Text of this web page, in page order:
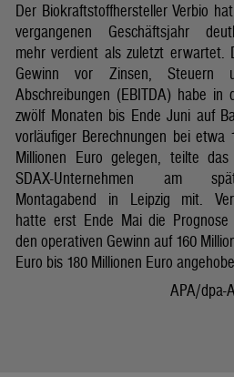
Der Biokraftstoffhersteller Verbio
vergangenen Geschäftsjahr
mehr verdient als zuletzt erwartet.
Gewinn vor Zinsen, Steuern
Abschreibungen (EBITDA) habe in
zwölf Monaten bis Ende Juni auf
vorläufiger Berechnungen bei etwa
Millionen Euro gelegen, teilte
SDAX-Unternehmen am
Montagabend in Leipzig mit.
hatte erst Ende Mai die Prognose
den operativen Gewinn auf 160
Euro bis 180 Millionen Euro
APA/dpa-